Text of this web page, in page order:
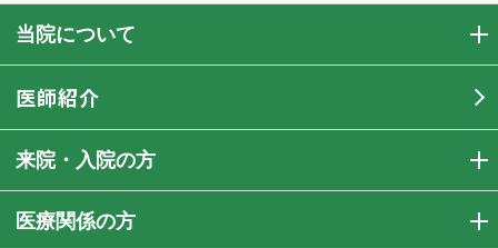
当院について
医師紹介
来院・入院の方
医療関係の方